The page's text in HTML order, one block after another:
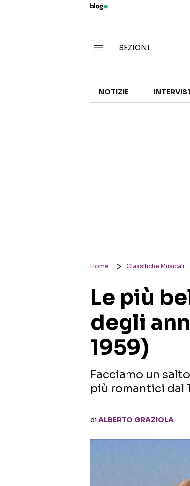
SEZIONI
NOTIZIE
Home Classifiche Musicali
Le più
degli
1959)
Facciamo un
più romantici dal
diALBERTO GRAZIOLA